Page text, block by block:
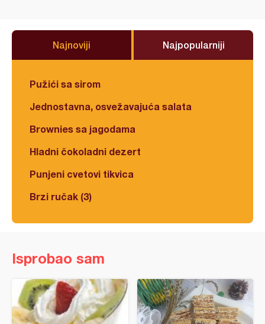
Najnoviji Najpopularniji
Pužići sa sirom
Jednostavna, osvežavajuća salata
Brownies sa jagodama
Hladni čokoladni dezert
Punjeni cvetovi tikvica
Brzi ručak (3)
Isprobao sam